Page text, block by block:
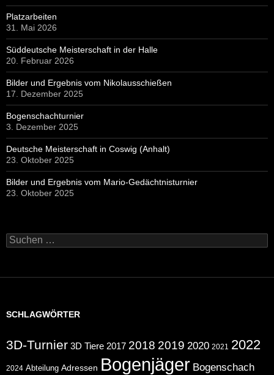
Platzarbeiten
31. Mai 2026
Süddeutsche Meisterschaft in der Halle
20. Februar 2026
Bilder und Ergebnis vom Nikolausschießen
17. Dezember 2025
Bogenschachturnier
3. Dezember 2025
Deutsche Meisterschaft in Coswig (Anhalt)
23. Oktober 2025
Bilder und Ergebnis vom Mario-Gedächtnisturnier
23. Oktober 2025
Suchen
nach:
SCHLAGWÖRTER
3D-Turnier 3D Tiere 2017 2018 2019 2020 2021 2022
2024 Abteilung Adressen Bogenjäger Bogenschach